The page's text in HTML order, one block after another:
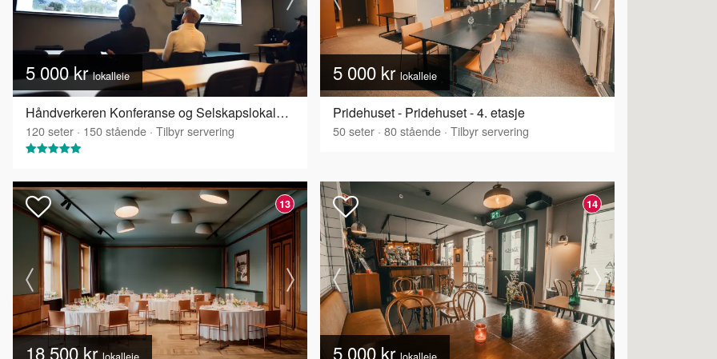
5 000 krlokalleie
Håndverkeren Konferanse og Selskapslokaler - Galleriet
120seter · 150stående · Tilbyr servering
5 000 kr lokalleie
Pridehuset - Pridehuset - 4. etasje
50seter · 80stående · Tilbyr servering
13
18 500 kr
14
5 000 kr